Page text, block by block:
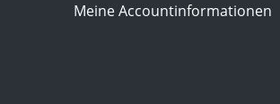
Meine Accountinformationen